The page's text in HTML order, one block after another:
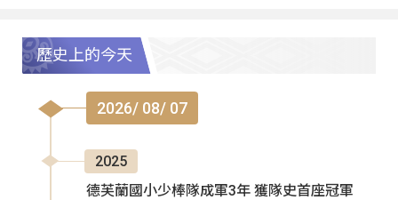
歷史上的今天
2026/ 08/ 07
2025
德芙蘭國小少棒隊成軍3年 獲隊史首座冠軍